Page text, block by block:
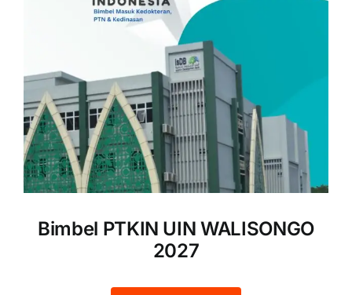
Bimbel PTKIN UIN WALISONGO
2027